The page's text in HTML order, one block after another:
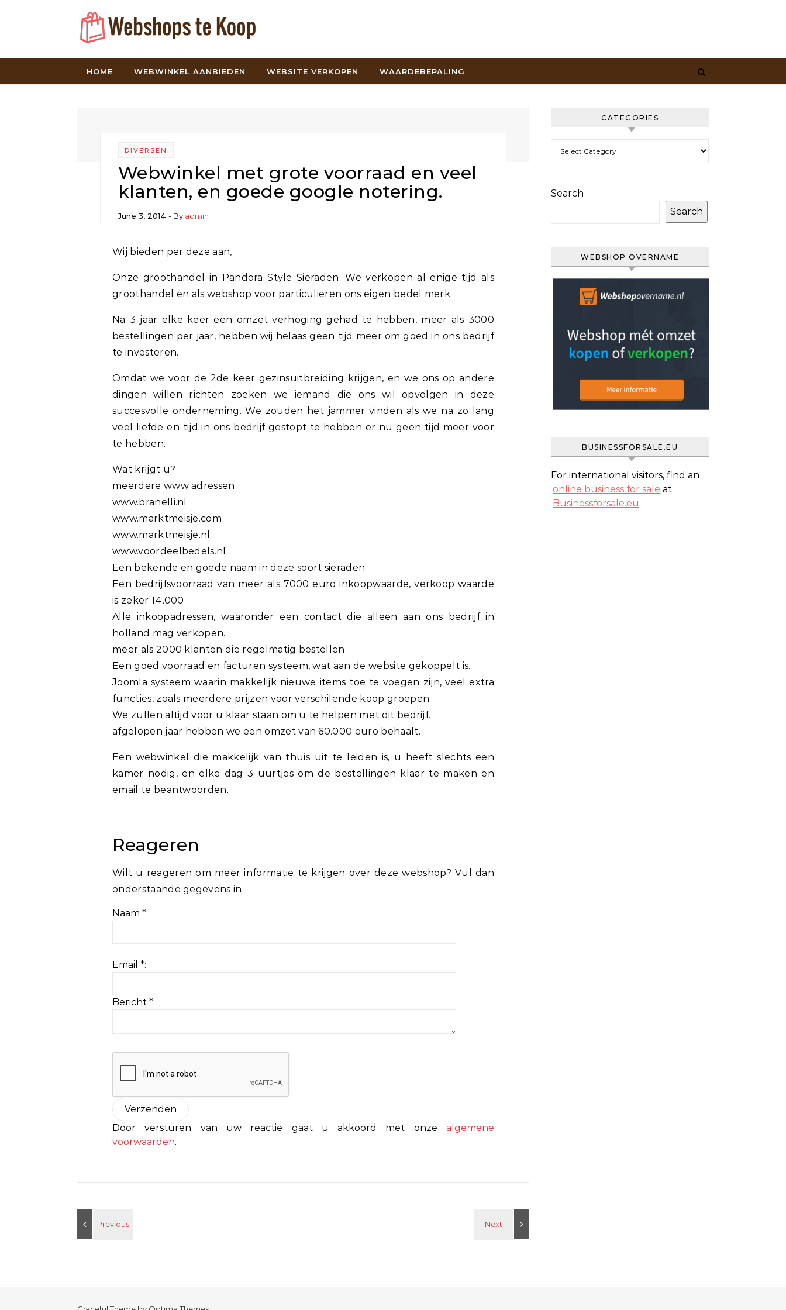
HOME WEBWINKEL AANBIEDEN WEBSITE VERKOPEN WAARDEBEPALING
DIVERSEN
Webwinkel met grote voorraad en veel
klanten, en goede google notering.
June 3, 2014 - By admin
Wij bieden per deze aan,
Onze groothandel in Pandora Style Sieraden. We verkopen al enige tijd als
groothandel en als webshop voor particulieren ons eigen bedel merk.
Na 3 jaar elke keer een omzet verhoging gehad te hebben, meer als 3000
bestellingen per jaar, hebben wij helaas geen tijd meer om goed in ons bedrijf
te investeren.
Omdat we voor de 2de keer gezinsuitbreiding krijgen, en we ons op andere
dingen willen richten zoeken we iemand die ons wil opvolgen in deze
succesvolle onderneming. We zouden het jammer vinden als we na zo lang
veel liefde en tijd in ons bedrijf gestopt te hebben er nu geen tijd meer voor
te hebben.
Wat krijgt u?
meerdere www adressen
www.branelli.nl
www.marktmeisje.com
www.marktmeisje.nl
www.voordeelbedels.nl
Een bekende en goede naam in deze soort sieraden
Een bedrijfsvoorraad van meer als 7000 euro inkoopwaarde, verkoop waarde
is zeker 14.000
Alle inkoopadressen, waaronder een contact die alleen aan ons bedrijf in
holland mag verkopen.
meer als 2000 klanten die regelmatig bestellen
Een goed voorraad en facturen systeem, wat aan de website gekoppelt is.
Joomla systeem waarin makkelijk nieuwe items toe te voegen zijn, veel extra
functies, zoals meerdere prijzen voor verschilende koop groepen.
We zullen altijd voor u klaar staan om u te helpen met dit bedrijf.
afgelopen jaar hebben we een omzet van 60.000 euro behaalt.
Een webwinkel die makkelijk van thuis uit te leiden is, u heeft slechts een
kamer nodig, en elke dag 3 uurtjes om de bestellingen klaar te maken en
email te beantwoorden.
Reageren
Wilt u reageren om meer informatie te krijgen over deze webshop? Vul dan
onderstaande gegevens in.
Naam *:
Email *:
Bericht *:
Door versturen van uw reactie gaat u akkoord met onze algemene
voorwaarden.
CATEGORIES
Search
Search
WEBSHOP OVERNAME
BUSINESSFORSALE.EU
For international visitors, find an
online business for sale at
Businessforsale.eu.